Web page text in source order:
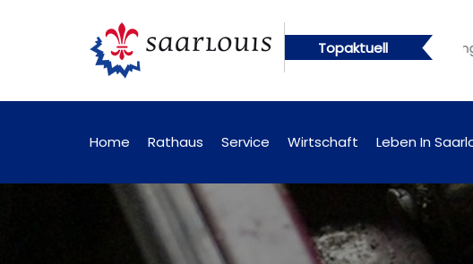
Topaktuell
künftig online abrufbar Öffentliche Bekanntmachungen
Home Rathaus Service Wirtschaft Leben In